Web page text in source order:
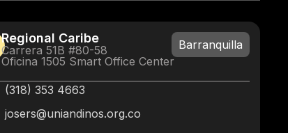
Regional Caribe
Carrera 51B #80-58
Oficina 1505 Smart Office Center
Barranquilla
(318) 353 4663
josers@uniandinos.org.co